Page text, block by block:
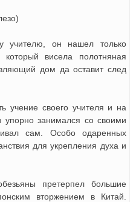
учителю, он нашел только
висела полотняная
дом да оставит след
учение своего учителя и на
упорно занимался со своими
сам. Особо одаренных
для укрепления духа и
претерпел большие
вторжением в Китай.